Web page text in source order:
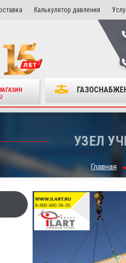
Калькулятор давления
УЗЕЛ
Главная